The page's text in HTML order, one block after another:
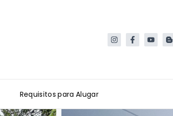
Requisitos para Alugar